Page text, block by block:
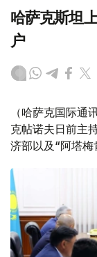
哈萨克斯坦
户
（哈萨克国际通
克帖诺夫日前主
济部以及“阿塔梅